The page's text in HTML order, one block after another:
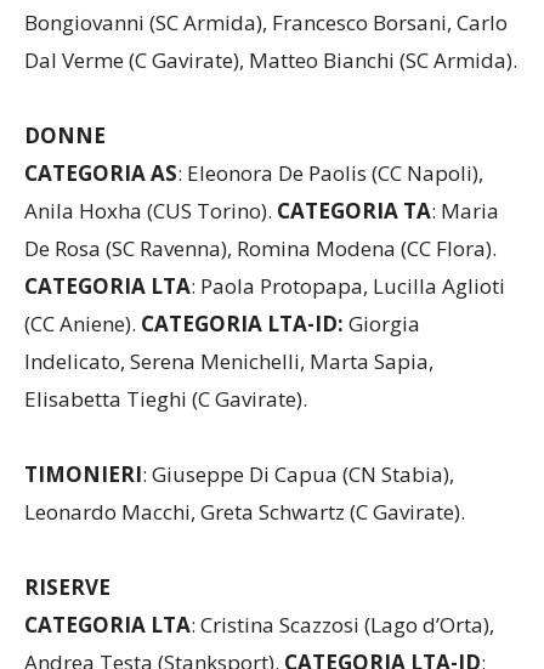
Bongiovanni (SC Armida), Francesco Borsani, Carlo
Dal Verme (C Gavirate), Matteo Bianchi (SC Armida).
DONNE
CATEGORIA AS: Eleonora De Paolis (CC Napoli),
Anila Hoxha (CUS Torino). CATEGORIA TA: Maria
De Rosa (SC Ravenna), Romina Modena (CC Flora).
CATEGORIA LTA: Paola Protopapa, Lucilla Aglioti
(CC Aniene). CATEGORIA LTA-ID: Giorgia
Indelicato, Serena Menichelli, Marta Sapia,
Elisabetta Tieghi (C Gavirate).
TIMONIERI: Giuseppe Di Capua (CN Stabia),
Leonardo Macchi, Greta Schwartz (C Gavirate).
RISERVE
CATEGORIA LTA: Cristina Scazzosi (Lago d’Orta),
Andrea Testa (Stanksport). CATEGORIA LTA-ID: